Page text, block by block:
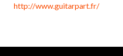
http://www.guitarpart.fr/